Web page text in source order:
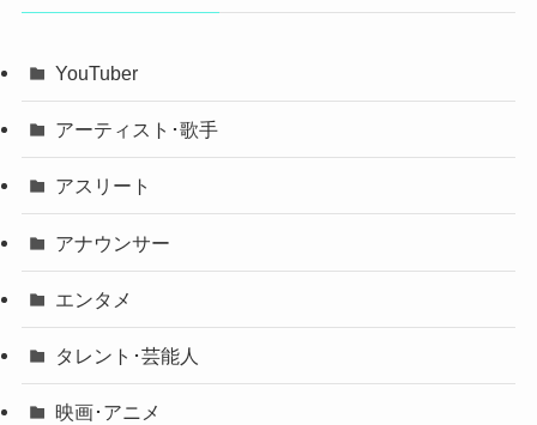
YouTuber
アーティスト･歌手
アスリート
アナウンサー
エンタメ
タレント･芸能人
映画･アニメ